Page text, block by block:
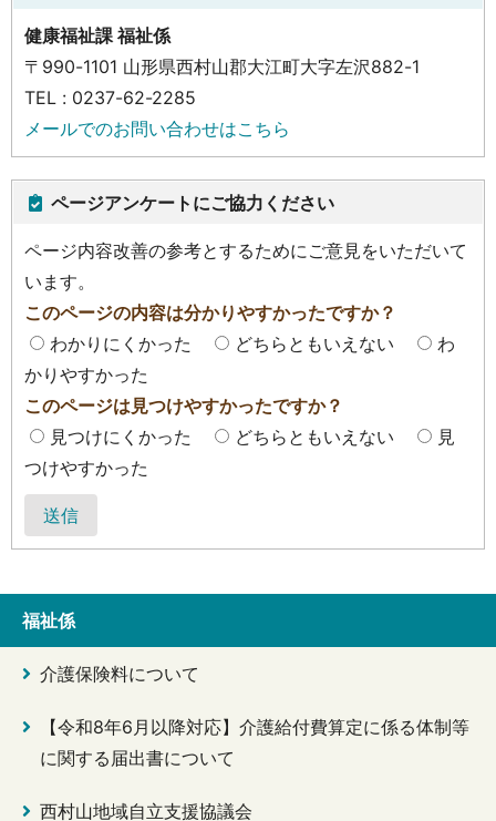
健康福祉課 福祉係
〒990-1101 山形県西村山郡大江町大字左沢882-1
TEL : 0237-62-2285
メールでのお問い合わせはこちら
ページアンケートにご協力ください
ページ内容改善の参考とするためにご意見をいただいて
います。
このページの内容は分かりやすかったですか？
わかりにくかった
どちらともいえない
わ
かりやすかった
このページは見つけやすかったですか？
見つけにくかった
どちらともいえない
見
つけやすかった
送信
福祉係
介護保険料について
【令和8年6月以降対応】介護給付費算定に係る体制等
に関する届出書について
西村山地域自立支援協議会